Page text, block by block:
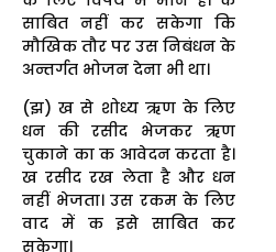
साबित नहीं कर सकेगा कि
मौखिक तौर पर उस निबंधन के
अन्तर्गत भोजन देना भी था।
(झ) ख से शोध्य ऋण के लिए
धन की रसीद भेजकर ऋण
चुकाने का क आवेदन करता है।
ख रसीद रख लेता है और धन
नहीं भेजता। उस रकम के लिए
वाद में क इसे साबित कर
सकेगा।